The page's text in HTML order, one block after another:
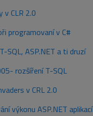
v CLR 2.0
programovaní v C#
SQL, ASP.NET a ti druzí
rozšíření T-SQL
v CRL 2.0
výkonu ASP.NET aplikací